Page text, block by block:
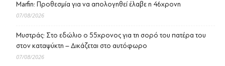
Marfin: Προθεσμία για να απολογηθεί έλαβε η 46χρονη
07/08/2026
Μυστράς: Στο εδώλιο ο 55χρονος για τη σορό του πατέρα του
στον καταψύκτη – Δικάζεται στο αυτόφωρο
07/08/2026